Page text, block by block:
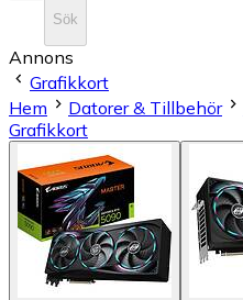
Sök
Annons
Grafikkort
Hem
Datorer & Tillbehör
Grafikkort